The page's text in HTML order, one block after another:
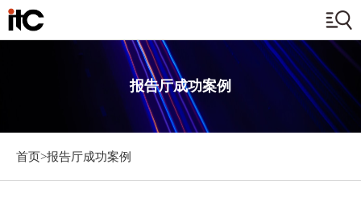
报告厅成功案例
首页>报告厅成功案例